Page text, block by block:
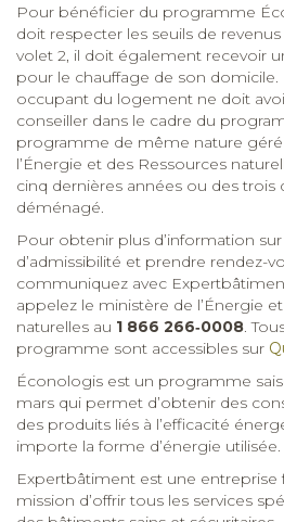
Pour bénéficier du programme
doit respecter les seuils de
volet 2, il doit également recevoir
pour le chauffage de son domicile.
occupant du logement ne doit
conseiller dans le cadre du
programme de même nature
l’Énergie et des Ressources
cinq dernières années ou des trois
déménagé.
Pour obtenir plus d’information
d’admissibilité et prendre rendez-
communiquez avec
appelez le ministère de l’Énergie
naturelles au 1 866 266‑0008.
programme sont accessibles sur
Éconologis est un programme
mars qui permet d’obtenir des
des produits liés à l’efficacité
importe la forme d’énergie utilisée.
Expertbâtiment est une entreprise
mission d’offrir tous les services